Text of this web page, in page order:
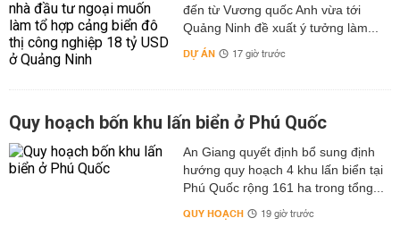
đến từ Vương quốc Anh vừa tới
Quảng Ninh đề xuất ý tưởng làm...
DỰ ÁN 17 giờ trước
Quy hoạch bốn khu lấn biển ở Phú Quốc
An Giang quyết định bổ sung định
hướng quy hoạch 4 khu lấn biển tại
Phú Quốc rộng 161 ha trong tổng...
QUY HOẠCH 19 giờ trước